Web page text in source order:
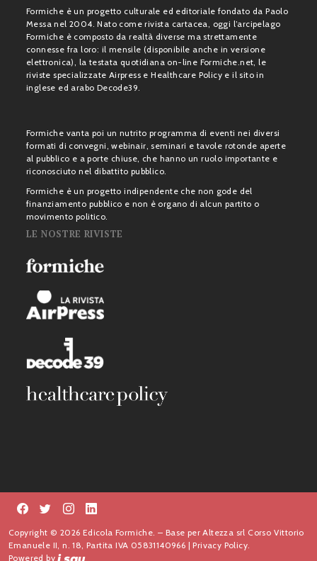
Formiche è un progetto culturale ed editoriale fondato da Paolo
Messa nel 2004. Nato come rivista cartacea, oggi l’arcipelago
Formiche è composto da realtà diverse ma strettamente
connesse fra loro: il mensile (disponibile anche in versione
elettronica), la testata quotidiana on-line Formiche.net, le
riviste specializzate Airpress e Healthcare Policy e il sito in
inglese ed arabo Decode39.
Formiche vanta poi un nutrito programma di eventi nei diversi
formati di convegni, webinair, seminari e tavole rotonde aperte
al pubblico e a porte chiuse, che hanno un ruolo importante e
riconosciuto nel dibattito pubblico.
Formiche è un progetto indipendente che non gode del
finanziamento pubblico e non è organo di alcun partito o
movimento politico.
LE NOSTRE RIVISTE
Copyright © 2026 Edicola Formiche. – Base per Altezza srl Corso Vittorio
Emanuele II, n. 18, Partita IVA 05831140966 |Privacy Policy.
Powered by